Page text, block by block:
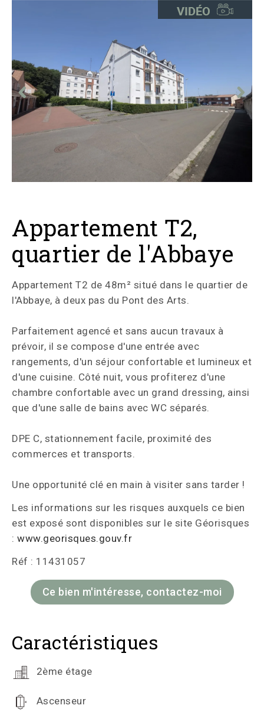
Appartement T2,
quartier de l'Abbaye
Appartement T2 de 48m² situé dans le quartier de
l'Abbaye, à deux pas du Pont des Arts.
Parfaitement agencé et sans aucun travaux à
prévoir, il se compose d'une entrée avec
rangements, d'un séjour confortable et lumineux et
d'une cuisine. Côté nuit, vous profiterez d'une
chambre confortable avec un grand dressing, ainsi
que d'une salle de bains avec WC séparés.
DPE C, stationnement facile, proximité des
commerces et transports.
Une opportunité clé en main à visiter sans tarder !
Les informations sur les risques auxquels ce bien
est exposé sont disponibles sur le site Géorisques
: www.georisques.gouv.fr
Réf : 11431057
Ce bien m'intéresse, contactez-moi
Caractéristiques
2ème étage
Ascenseur